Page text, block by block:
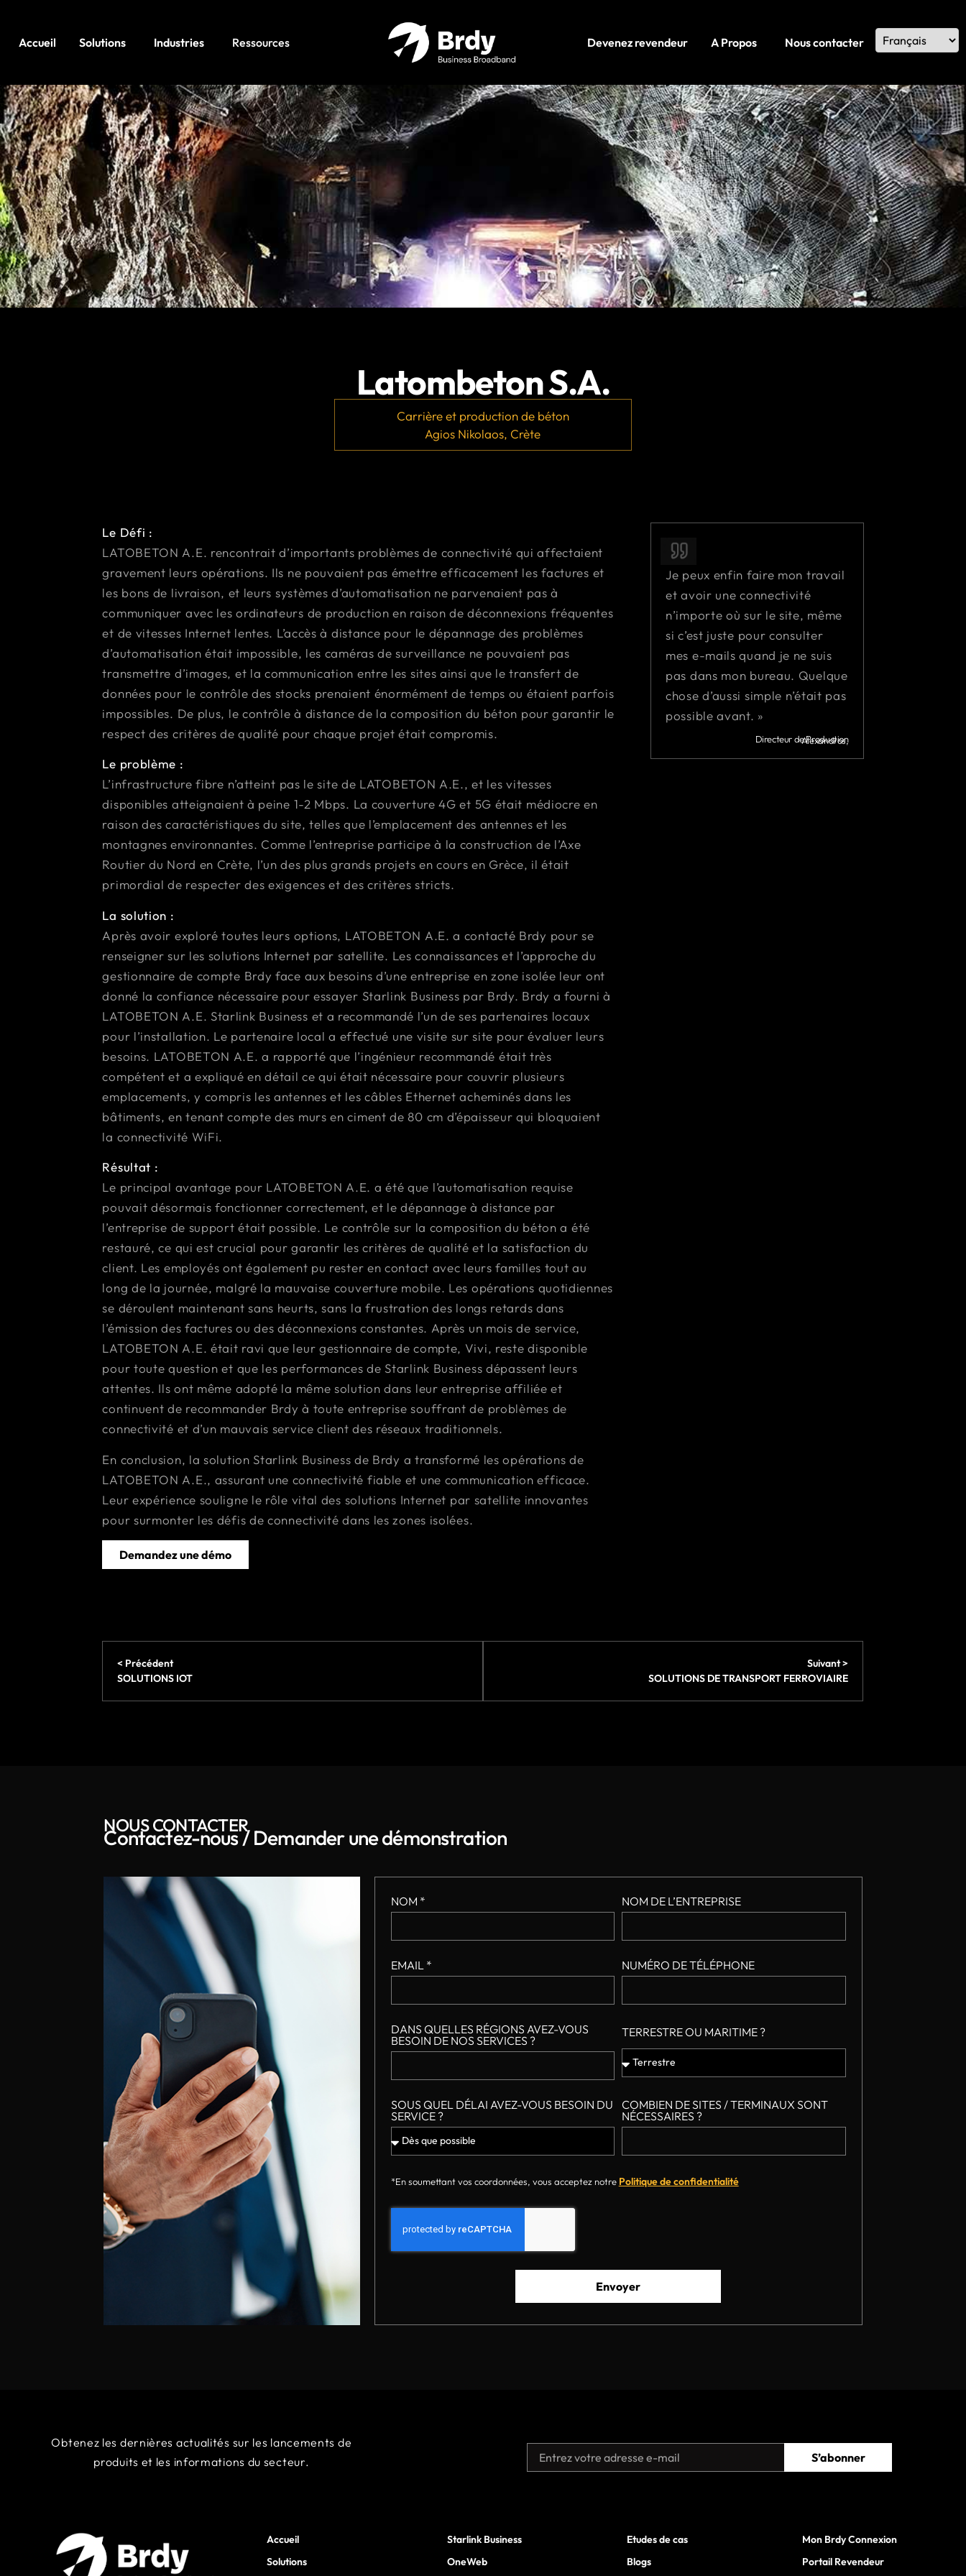
Accueil Solutions Industries Ressources Devenez revendeur A Propos Nous contacter
Latombeton S.A.
Carrière et production de béton
Agios Nikolaos, Crète
Le Défi :
LATOBETON A.E. rencontrait d’importants problèmes de connectivité qui affectaient
gravement leurs opérations. Ils ne pouvaient pas émettre efficacement les factures et
les bons de livraison, et leurs systèmes d’automatisation ne parvenaient pas à
communiquer avec les ordinateurs de production en raison de déconnexions fréquentes
et de vitesses Internet lentes. L’accès à distance pour le dépannage des problèmes
d’automatisation était impossible, les caméras de surveillance ne pouvaient pas
transmettre d’images, et la communication entre les sites ainsi que le transfert de
données pour le contrôle des stocks prenaient énormément de temps ou étaient parfois
impossibles. De plus, le contrôle à distance de la composition du béton pour garantir le
respect des critères de qualité pour chaque projet était compromis.
Le problème :
L’infrastructure fibre n’atteint pas le site de LATOBETON A.E., et les vitesses
disponibles atteignaient à peine 1-2 Mbps. La couverture 4G et 5G était médiocre en
raison des caractéristiques du site, telles que l’emplacement des antennes et les
montagnes environnantes. Comme l’entreprise participe à la construction de l’Axe
Routier du Nord en Crète, l’un des plus grands projets en cours en Grèce, il était
primordial de respecter des exigences et des critères stricts.
La solution :
Après avoir exploré toutes leurs options, LATOBETON A.E. a contacté Brdy pour se
renseigner sur les solutions Internet par satellite. Les connaissances et l’approche du
gestionnaire de compte Brdy face aux besoins d’une entreprise en zone isolée leur ont
donné la confiance nécessaire pour essayer Starlink Business par Brdy. Brdy a fourni à
LATOBETON A.E. Starlink Business et a recommandé l’un de ses partenaires locaux
pour l’installation. Le partenaire local a effectué une visite sur site pour évaluer leurs
besoins. LATOBETON A.E. a rapporté que l’ingénieur recommandé était très
compétent et a expliqué en détail ce qui était nécessaire pour couvrir plusieurs
emplacements, y compris les antennes et les câbles Ethernet acheminés dans les
bâtiments, en tenant compte des murs en ciment de 80 cm d’épaisseur qui bloquaient
la connectivité WiFi.
Résultat :
Le principal avantage pour LATOBETON A.E. a été que l’automatisation requise
pouvait désormais fonctionner correctement, et le dépannage à distance par
l’entreprise de support était possible. Le contrôle sur la composition du béton a été
restauré, ce qui est crucial pour garantir les critères de qualité et la satisfaction du
client. Les employés ont également pu rester en contact avec leurs familles tout au
long de la journée, malgré la mauvaise couverture mobile. Les opérations quotidiennes
se déroulent maintenant sans heurts, sans la frustration des longs retards dans
l’émission des factures ou des déconnexions constantes. Après un mois de service,
LATOBETON A.E. était ravi que leur gestionnaire de compte, Vivi, reste disponible
pour toute question et que les performances de Starlink Business dépassent leurs
attentes. Ils ont même adopté la même solution dans leur entreprise affiliée et
continuent de recommander Brdy à toute entreprise souffrant de problèmes de
connectivité et d’un mauvais service client des réseaux traditionnels.
En conclusion, la solution Starlink Business de Brdy a transformé les opérations de
LATOBETON A.E., assurant une connectivité fiable et une communication efficace.
Leur expérience souligne le rôle vital des solutions Internet par satellite innovantes
pour surmonter les défis de connectivité dans les zones isolées.
Demandez une démo
Je peux enfin faire mon travail
et avoir une connectivité
n’importe où sur le site, même
si c’est juste pour consulter
mes e-mails quand je ne suis
pas dans mon bureau. Quelque
chose d’aussi simple n’était pas
possible avant. »
Alexandros,
Directeur de Production
< Précédent
SOLUTIONS IOT
Suivant >
SOLUTIONS DE TRANSPORT FERROVIAIRE
NOUS CONTACTER
Contactez-nous / Demander une démonstration
NOM * NOM DE L’ENTREPRISE
EMAIL * NUMÉRO DE TÉLÉPHONE
DANS QUELLES RÉGIONS AVEZ-VOUS
BESOIN DE NOS SERVICES ?
TERRESTRE OU MARITIME ?
SOUS QUEL DÉLAI AVEZ-VOUS BESOIN DU
SERVICE ?
COMBIEN DE SITES / TERMINAUX SONT
NÉCESSAIRES ?
*En soumettant vos coordonnées, vous acceptez notre Politique de confidentialité
Envoyer
Obtenez les dernières actualités sur les lancements de
produits et les informations du secteur. S’abonner
Accueil
Solutions
Starlink Business
OneWeb
Etudes de cas
Blogs
Mon Brdy Connexion
Portail Revendeur